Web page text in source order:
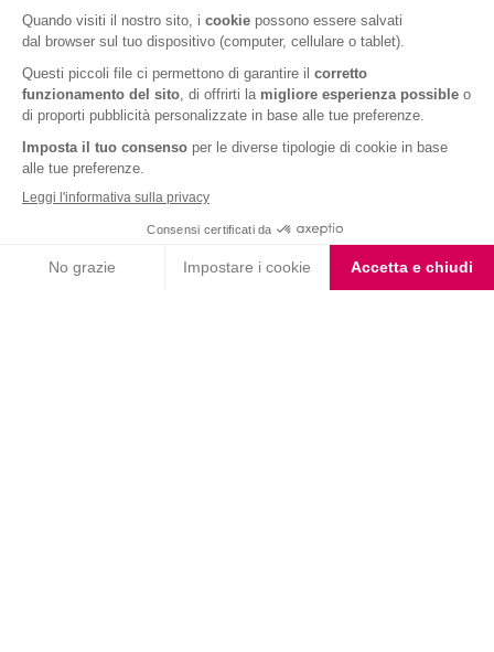
Letta l'informativa privacy, acconsento all'iscrizione alla newsletter
Nutrition & Sante' Italia Spa
via Gioacchino Rossini 1/A